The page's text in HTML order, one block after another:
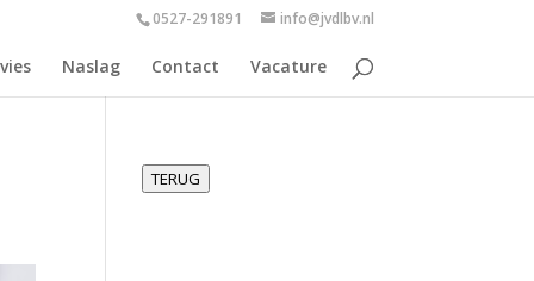
0527-291891 info@jvdlbv.nl
Naslag Contact Vacature
TERUG